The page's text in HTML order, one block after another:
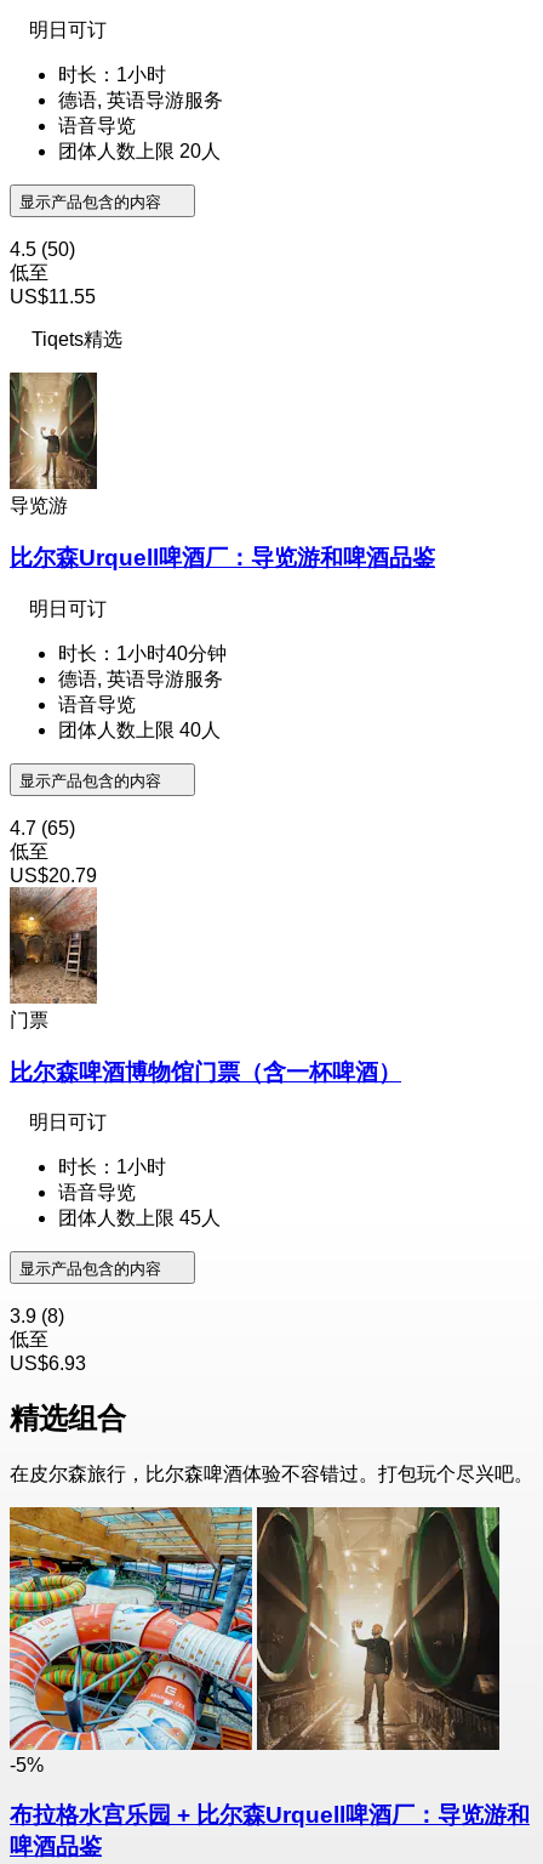
明日可订
时长：1小时
德语, 英语导游服务
语音导览
团体人数上限 20人
显示产品包含的内容
4.5 (50)
低至
US$11.55
Tiqets精选
导览游
比尔森Urquell啤酒厂：导览游和啤酒品鉴
明日可订
时长：1小时40分钟
德语, 英语导游服务
语音导览
团体人数上限 40人
显示产品包含的内容
4.7 (65)
低至
US$20.79
门票
比尔森啤酒博物馆门票（含一杯啤酒）
明日可订
时长：1小时
语音导览
团体人数上限 45人
显示产品包含的内容
3.9 (8)
低至
US$6.93
精选组合
在皮尔森旅行，比尔森啤酒体验不容错过。打包玩个尽兴吧。
-5%
布拉格水宫乐园 + 比尔森Urquell啤酒厂：导览游和
啤酒品鉴